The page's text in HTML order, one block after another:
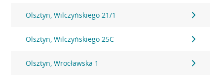
Olsztyn, Wilczyńskiego 21/1
Olsztyn, Wilczyńskiego 25C
Olsztyn, Wrocławska 1